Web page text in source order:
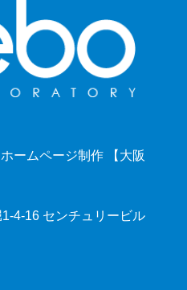
ームページ制作 【大阪
4-16 センチュリービル